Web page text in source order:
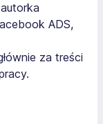
ADS,
za treści